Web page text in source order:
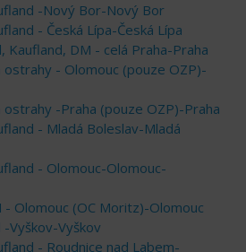
-Nový Bor-Nový Bor
- Česká Lípa-Česká Lípa
Kaufland, DM - celá Praha-Praha
- Olomouc (pouze OZP)-
-Praha (pouze OZP)-Praha
- Mladá Boleslav-Mladá
- Olomouc-Olomouc-
Olomouc (OC Moritz)-Olomouc
Vyškov-Vyškov
- Roudnice nad Labem-